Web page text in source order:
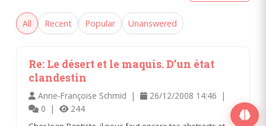
All Recent Popular Unanswered
Re: Le désert et le maquis. D’un état
clandestin
Anne-Françoise Schmid |
26/12/2008 14:46 |
0 |
244